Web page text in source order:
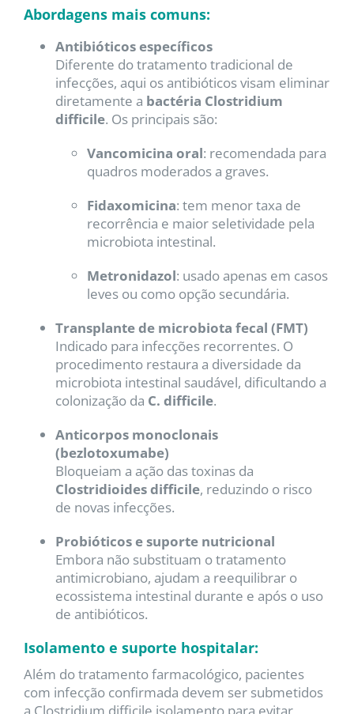
Abordagens mais comuns:
Antibióticos específicos
Diferente do tratamento tradicional de
infecções, aqui os antibióticos visam eliminar
diretamente a bactéria Clostridium
difficile. Os principais são:
Vancomicina oral: recomendada para
quadros moderados a graves.
Fidaxomicina: tem menor taxa de
recorrência e maior seletividade pela
microbiota intestinal.
Metronidazol: usado apenas em casos
leves ou como opção secundária.
Transplante de microbiota fecal (FMT)
Indicado para infecções recorrentes. O
procedimento restaura a diversidade da
microbiota intestinal saudável, dificultando a
colonização da C. difficile.
Anticorpos monoclonais
(bezlotoxumabe)
Bloqueiam a ação das toxinas da
Clostridioides difficile, reduzindo o risco
de novas infecções.
Probióticos e suporte nutricional
Embora não substituam o tratamento
antimicrobiano, ajudam a reequilibrar o
ecossistema intestinal durante e após o uso
de antibióticos.
Isolamento e suporte hospitalar:
Além do tratamento farmacológico, pacientes
com infecção confirmada devem ser submetidos